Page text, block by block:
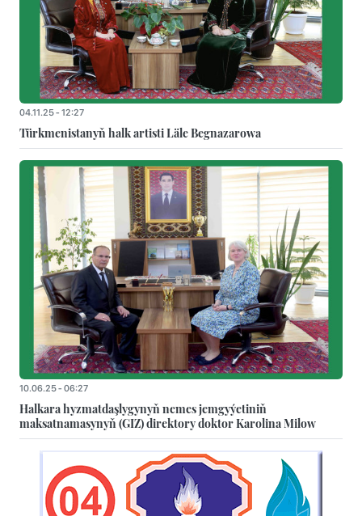
04.11.25 - 12:27
Türkmenistanyň halk artisti Läle Begnazarowa
10.06.25 - 06:27
Halkara hyzmatdaşlygynyň nemes jemgyýetiniň
maksatnamasynyň (GIZ) direktory doktor Karolina Milow